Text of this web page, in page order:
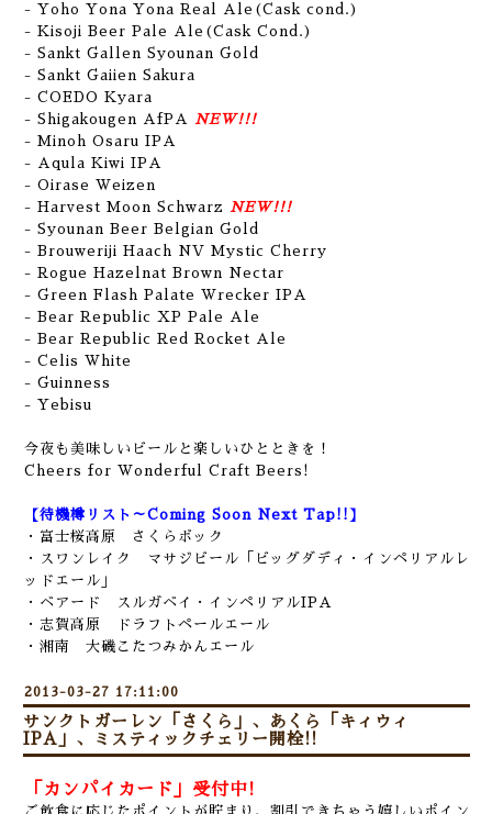
- Yoho Yona Yona Real Ale(Cask cond.)
- Kisoji Beer Pale Ale(Cask Cond.)
- Sankt Gallen Syounan Gold
- Sankt Gaiien Sakura
- COEDO Kyara
- Shigakougen AfPA
NEW!!!
- Minoh Osaru IPA
- Aqula Kiwi IPA
- Oirase Weizen
- Harvest Moon Schwarz
NEW!!!
- Syounan Beer Belgian Gold
- Brouweriji Haach NV Mystic Cherry
- Rogue Hazelnat Brown Nectar
- Green Flash Palate Wrecker IPA
- Bear Republic XP Pale Ale
- Bear Republic Red Rocket Ale
- Celis White
- Guinness
- Yebisu
今夜も美味しいビールと楽しいひとときを！
Cheers for Wonderful Craft Beers!
【待機樽リスト～Coming Soon Next Tap!!】
・富士桜高原 さくらボック
・スワンレイク マサジビール「ビッグダディ・インペリアルレ
ッドエール」
・ベアード スルガベイ・インペリアルIPA
・志賀高原 ドラフトペールエール
・湘南 大磯こたつみかんエール
2013-03-27 17:11:00
サンクトガーレン「さくら」、あくら「キィウィ
IPA」、ミスティックチェリー開栓!!
「カンパイカード」受付中!